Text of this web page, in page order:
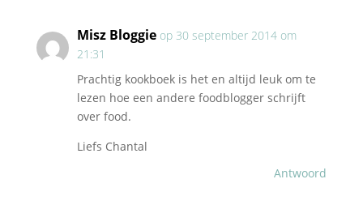
Misz Bloggie op 30 september 2014 om
21:31
Prachtig kookboek is het en altijd leuk om te
lezen hoe een andere foodblogger schrijft
over food.
Liefs Chantal
Antwoord